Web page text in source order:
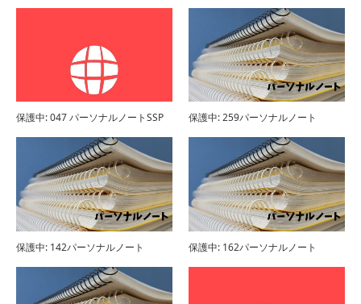
保護中: 047 パーソナルノートSSP 保護中: 259パーソナルノート
保護中: 142パーソナルノート 保護中: 162パーソナルノート